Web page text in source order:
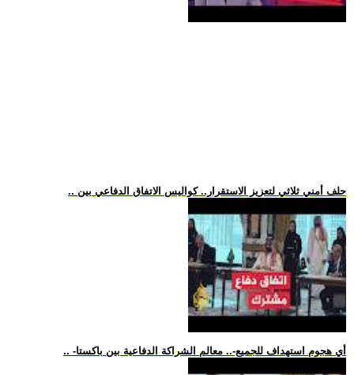
.. حلف أمني ثلاثي لتعزيز الاستقرار.. كواليس الاتفاق الدفاعي بين
.. -أي هجوم استهداف للجميع-.. معالم الشراكة الدفاعية بين باكستا